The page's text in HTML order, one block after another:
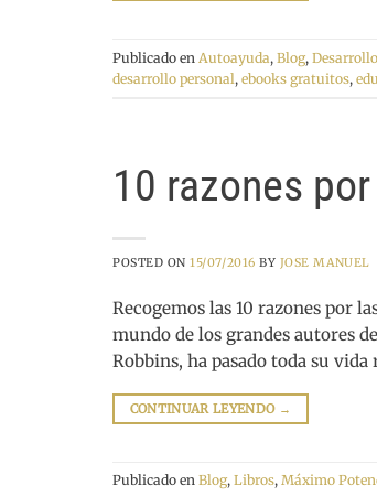
Publicado en Autoayuda, Blog,
desarrollo personal, ebooks gratuitos,
10 razones
POSTED ON15/07/2016 BY JOSE MANUEL
Recogemos las 10 razones por
mundo de los grandes autores
Robbins, ha pasado toda su
CONTINUAR LEYENDO →
Publicado en Blog, Libros, Máximo